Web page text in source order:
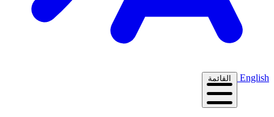
English القائمة